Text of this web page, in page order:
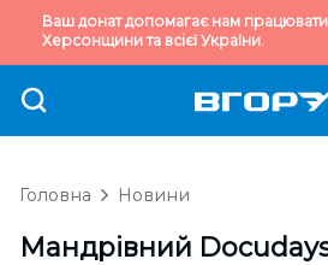
Ваш донат допомагає нам
Херсонщини та всієї України.
Головна Новини
Мандрівний